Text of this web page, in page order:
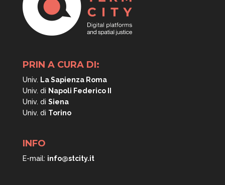
PRIN A CURA DI:
Univ. La Sapienza Roma
Univ. di Napoli Federico II
Univ. di Siena
Univ. di Torino
INFO
E-mail: info@stcity.it